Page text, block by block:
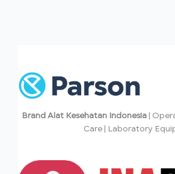
Brand Alat Kesehatan Indonesia|
Care | Laboratory